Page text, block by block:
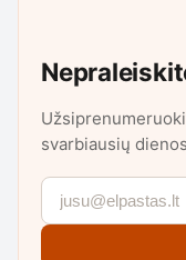
svarbiausių